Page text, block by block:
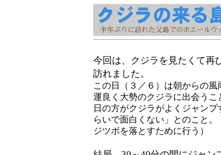
今回は、クジラを見たくて再
訪れました。
この日（３／６）は朝からの
運良く大勢のクジラに出会う
日の方がクジラがよくジャン
らいで面白くない」とのこと
ジツボを落とすために行う）